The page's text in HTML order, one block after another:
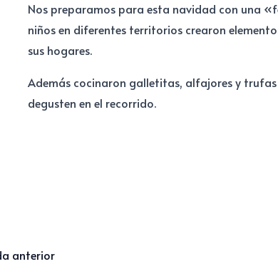
Nos preparamos para esta navidad con una
niños en diferentes territorios crearon
sus hogares.
Además cocinaron galletitas, alfajores y
degusten en el recorrido.
anterior